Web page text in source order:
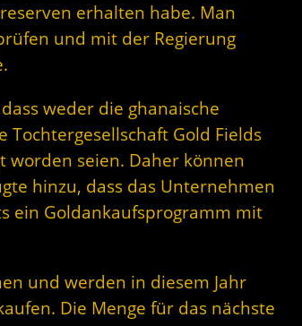
erhalten habe. Man
und mit der Regierung
weder die ghanaische
Tochtergesellschaft Gold Fields
worden seien. Daher können
hinzu, dass das Unternehmen
ein Goldankaufsprogramm mit
und werden in diesem Jahr
Die Menge für das nächste